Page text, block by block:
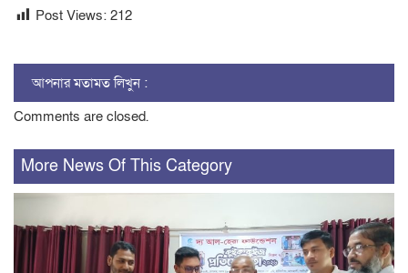
Post Views: 212
আপনার মতামত লিখুন :
Comments are closed.
More News Of This Category